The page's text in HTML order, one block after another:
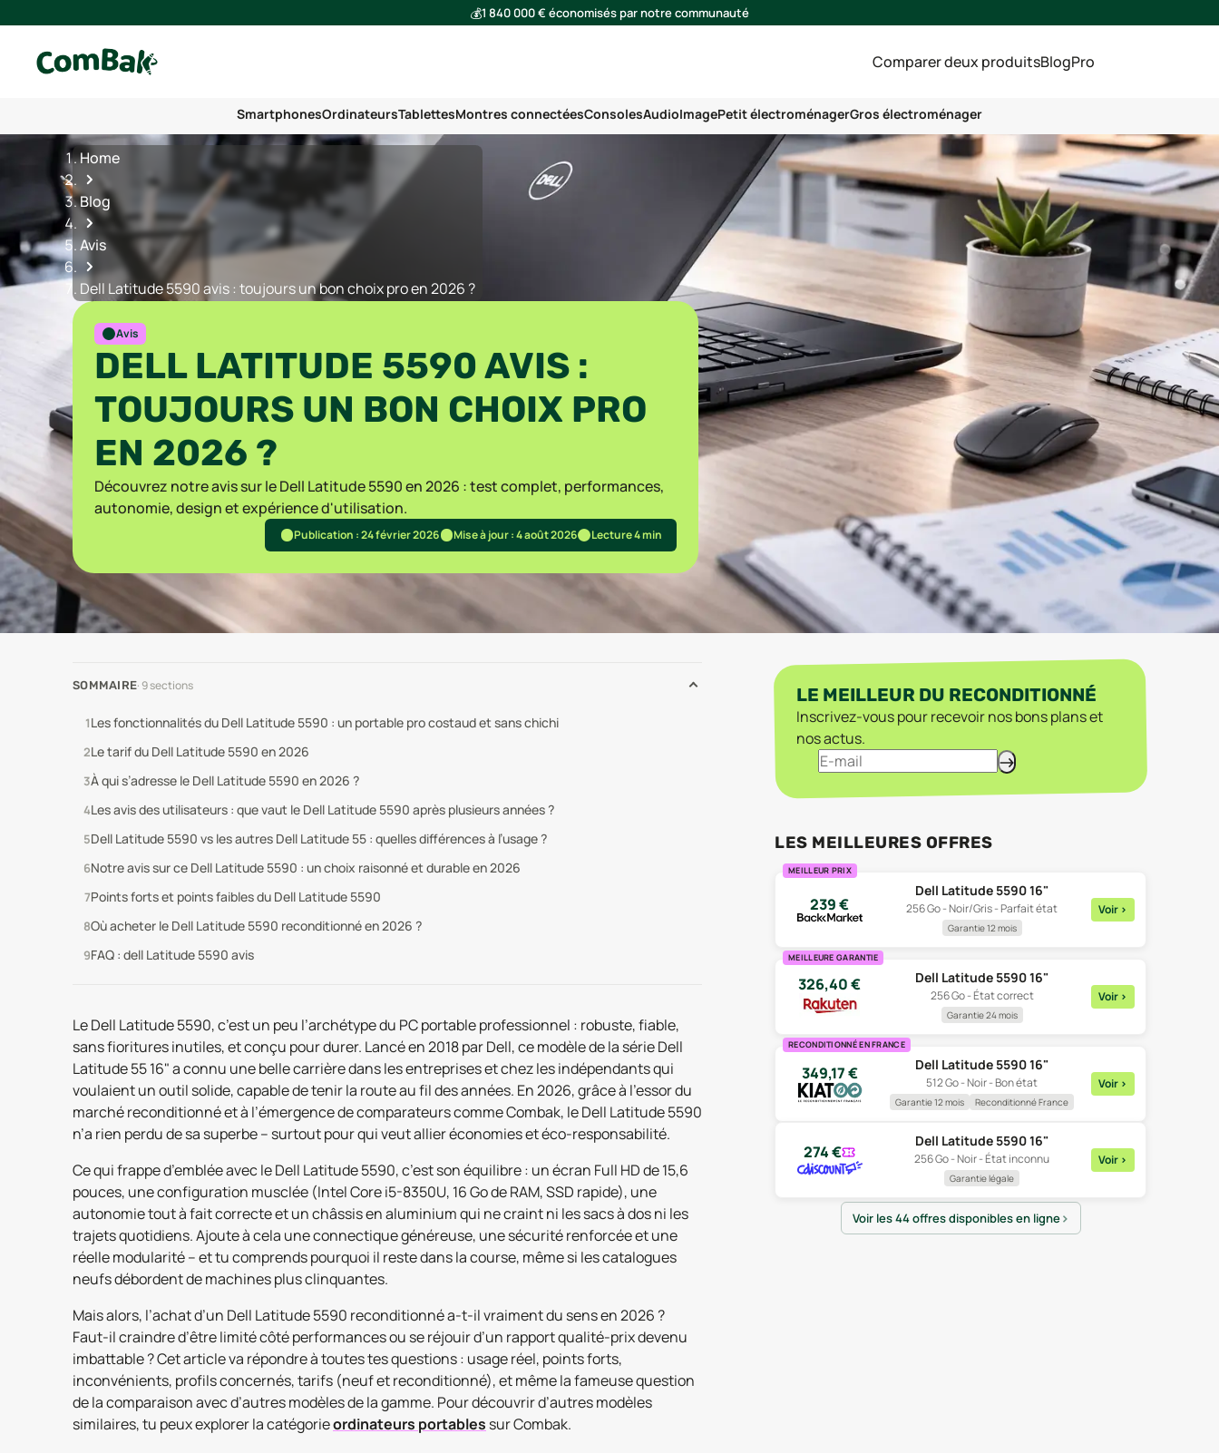
💰1 840 000 € économisés par notre communauté
Comparer deux produitsBlogPro
SmartphonesOrdinateursTablettesMontres connectéesConsolesAudioImagePetit électroménagerGros électroménager
Home
Blog
Avis
Dell Latitude 5590 avis : toujours un bon choix pro en 2026 ?
Avis
DELL LATITUDE 5590 AVIS :
TOUJOURS UN BON CHOIX PRO
EN 2026 ?
Découvrez notre avis sur le Dell Latitude 5590 en 2026 : test complet, performances,
autonomie, design et expérience d'utilisation.
Publication : 24 février 2026 Mise à jour : 4 août 2026 Lecture 4 min
SOMMAIRE· 9sections
Les fonctionnalités du Dell Latitude 5590 : un portable pro costaud et sans chichi
Le tarif du Dell Latitude 5590 en 2026
À qui s’adresse le Dell Latitude 5590 en 2026 ?
Les avis des utilisateurs : que vaut le Dell Latitude 5590 après plusieurs années ?
Dell Latitude 5590 vs les autres Dell Latitude 55 : quelles différences à l’usage ?
Notre avis sur ce Dell Latitude 5590 : un choix raisonné et durable en 2026
Points forts et points faibles du Dell Latitude 5590
Où acheter le Dell Latitude 5590 reconditionné en 2026 ?
FAQ : dell Latitude 5590 avis
Le Dell Latitude 5590, c’est un peu l’archétype du PC portable professionnel : robuste, fiable,
sans fioritures inutiles, et conçu pour durer. Lancé en 2018 par Dell, ce modèle de la série Dell
Latitude 55 16" a connu une belle carrière dans les entreprises et chez les indépendants qui
voulaient un outil solide, capable de tenir la route au fil des années. En 2026, grâce à l’essor du
marché reconditionné et à l’émergence de comparateurs comme Combak, le Dell Latitude 5590
n’a rien perdu de sa superbe – surtout pour qui veut allier économies et éco-responsabilité.
Ce qui frappe d’emblée avec le Dell Latitude 5590, c’est son équilibre : un écran Full HD de 15,6
pouces, une configuration musclée (Intel Core i5-8350U, 16 Go de RAM, SSD rapide), une
autonomie tout à fait correcte et un châssis en aluminium qui ne craint ni les sacs à dos ni les
trajets quotidiens. Ajoute à cela une connectique généreuse, une sécurité renforcée et une
réelle modularité – et tu comprends pourquoi il reste dans la course, même si les catalogues
neufs débordent de machines plus clinquantes.
Mais alors, l’achat d’un Dell Latitude 5590 reconditionné a-t-il vraiment du sens en 2026 ?
Faut-il craindre d’être limité côté performances ou se réjouir d’un rapport qualité-prix devenu
imbattable ? Cet article va répondre à toutes tes questions : usage réel, points forts,
inconvénients, profils concernés, tarifs (neuf et reconditionné), et même la fameuse question
de la comparaison avec d’autres modèles de la gamme. Pour découvrir d’autres modèles
similaires, tu peux explorer la catégorieordinateurs portables sur Combak.
LE MEILLEUR DU RECONDITIONNÉ
Inscrivez-vous pour recevoir nos bons plans et
nos actus.
LES MEILLEURES OFFRES
MEILLEUR PRIX
239€
Dell Latitude 5590 16"
256 Go - Noir/Gris - Parfait état
Garantie 12 mois
Voir >
MEILLEURE GARANTIE
326,40€ Dell Latitude 5590 16"
256 Go - État correct
Garantie 24 mois
Voir >
RECONDITIONNÉ EN FRANCE
349,17€ Dell Latitude 5590 16"
512 Go - Noir - Bon état
Garantie 12 mois Reconditionné France
Voir >
274€
Dell Latitude 5590 16"
256 Go - Noir - État inconnu
Garantie légale
Voir >
Voir les 44 offres disponibles en ligne